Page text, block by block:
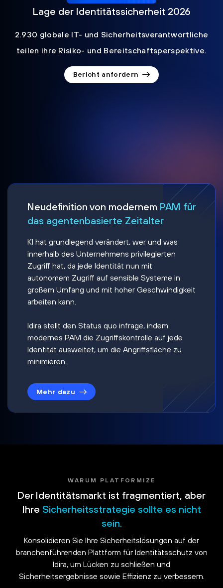
Lage der Identitätssicherheit 2026
2.930 globale IT- und Sicherheitsverantwortliche
teilen ihre Risiko- und Bereitschaftsperspektive.
Bericht anfordern
Neudefinition von modernem PAM für
das agentenbasierte Zeitalter
KI hat grundlegend verändert, wer und was
innerhalb des Unternehmens privilegierten
Zugriff hat, da jede Identität nun mit
autonomem Zugriff auf sensible Systeme in
großem Umfang und mit hoher Geschwindigkeit
arbeiten kann.
Idira stellt den Status quo infrage, indem
modernes PAM die Zugriffskontrolle auf jede
Identität ausweitet, um die Angriffsfläche zu
minimieren.
Mehr dazu
WARUM PLATFORMIZE
Der Identitätsmarkt ist fragmentiert, aber
Ihre Sicherheitsstrategie sollte es nicht
sein.
Konsolidieren Sie Ihre Sicherheitslösungen auf der
branchenführenden Plattform für Identitätsschutz von
Idira, um Lücken zu schließen und
Sicherheitsergebnisse sowie Effizienz zu verbessern.